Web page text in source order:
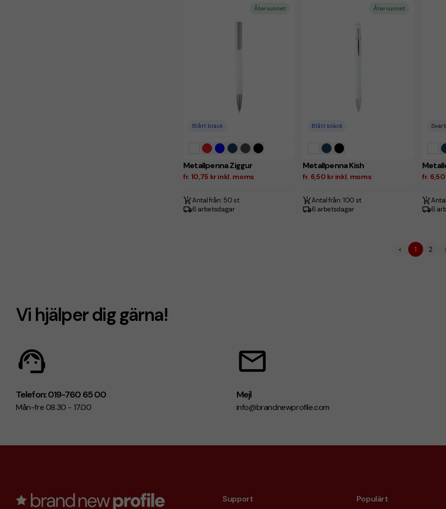
Återvunnet
Blått bläck
Metallpenna Ziggur
fr. 10,75 kr inkl. moms
Antal från: 50 st
6 arbetsdagar
Återvunnet
Blått bläck
Metallpenna Kish
fr. 6,50 kr inkl. moms
Antal från: 100 st
6 arbetsdagar
fr.
6
< 1 2
Vi hjälper dig gärna!
Telefon: 019-760 65 00
Mån-fre 08.30 - 17.00
Mejl
info@brandnewprofile.com
Support Populärt